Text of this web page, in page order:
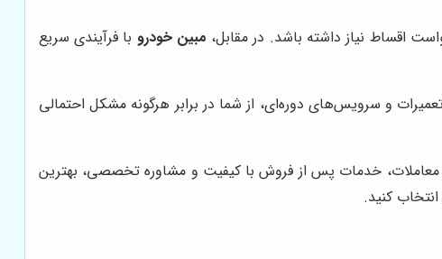
مبین خودرو با فرآیندی سریع
تعمیرات و سرویس‌های دوره‌ای، از شما در برابر هرگونه مشکل احتمالی
معاملات، خدمات پس از فروش با کیفیت و مشاوره تخصصی، بهترین
انتخاب کنید.